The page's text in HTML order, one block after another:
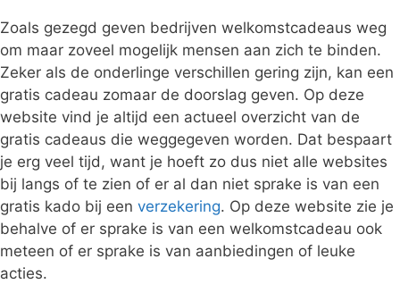
Zoals gezegd geven bedrijven welkomstcadeaus weg
om maar zoveel mogelijk mensen aan zich te binden.
Zeker als de onderlinge verschillen gering zijn, kan een
gratis cadeau zomaar de doorslag geven. Op deze
website vind je altijd een actueel overzicht van de
gratis cadeaus die weggegeven worden. Dat bespaart
je erg veel tijd, want je hoeft zo dus niet alle websites
bij langs of te zien of er al dan niet sprake is van een
gratis kado bij een verzekering. Op deze website zie je
behalve of er sprake is van een welkomstcadeau ook
meteen of er sprake is van aanbiedingen of leuke
acties.